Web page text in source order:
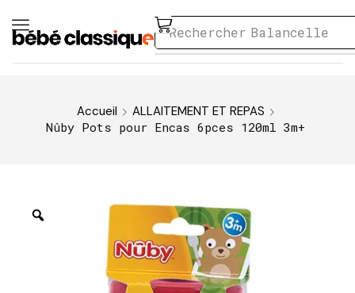
Rechercher Balancelle
Accueil
ALLAITEMENT ET REPAS
Nûby Pots pour Encas 6pces 120ml 3m+